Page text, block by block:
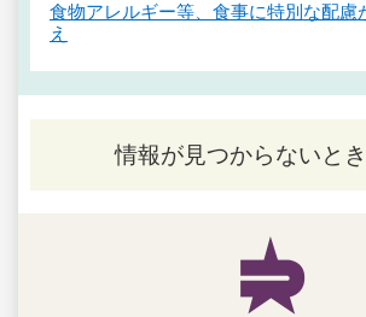
食物アレルギー等、食事に特別な配慮
え
情報が見つからないと